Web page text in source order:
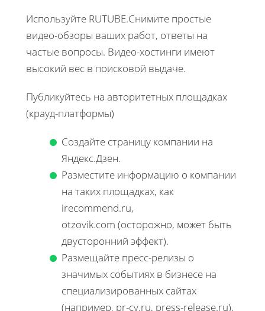
Используйте RUTUBE.Снимите простые
видео-обзоры ваших работ, ответы на
частые вопросы. Видео-хостинги имеют
высокий вес в поисковой выдаче.
Публикуйтесь на авторитетных площадках
(крауд-платформы)
Создайте страницу компании на
Яндекс.Дзен.
Разместите информацию о компании
на таких площадках, как
irecommend.ru,
otzovik.com (осторожно, может быть
двусторонний эффект).
Размещайте пресс-релизы о
значимых событиях в бизнесе на
специализированных сайтах
(например, pr-cy.ru, press-release.ru).